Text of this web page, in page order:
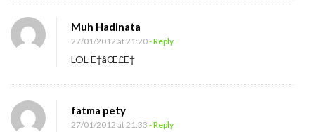
Muh Hadinata
27/01/2012 at 21:20- Reply
LOL Ë†âŒ£Ë†
fatma pety
27/01/2012 at 21:33 - Reply